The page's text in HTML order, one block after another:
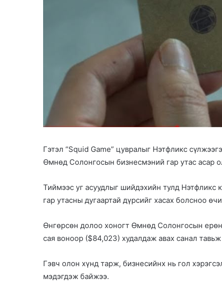
Гэтэл “Squid Game” цувралыг Нэтфликс
Өмнөд Солонгосын бизнесмэний гар утас асар
Тиймээс уг асуудлыг шийдэхийн тулд
гар утасны дугаартай дүрсийг хасах болсноо
Өнгөрсөн долоо хоногт Өмнөд Солонгосын
сая воноор ($84,023) худалдаж авах санал
Гэвч олон хүнд тарж, бизнесийнх нь гол
мэдэгдэж байжээ.